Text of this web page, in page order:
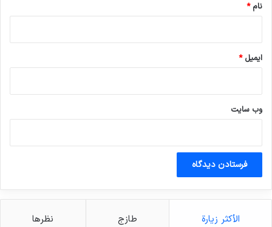
نام*
ایمیل*
وب‌ سایت
الأكثر زيارة طازج نظرها